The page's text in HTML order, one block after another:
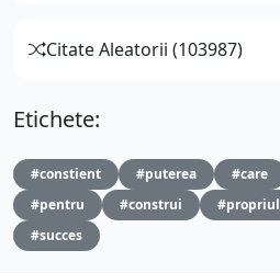
Citate Aleatorii (103987)
Etichete:
#constient #puterea #care
#pentru
#construi #propriul
#succes